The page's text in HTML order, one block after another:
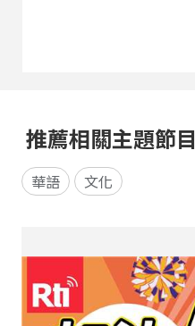
推薦相關主題節目
華語 文化